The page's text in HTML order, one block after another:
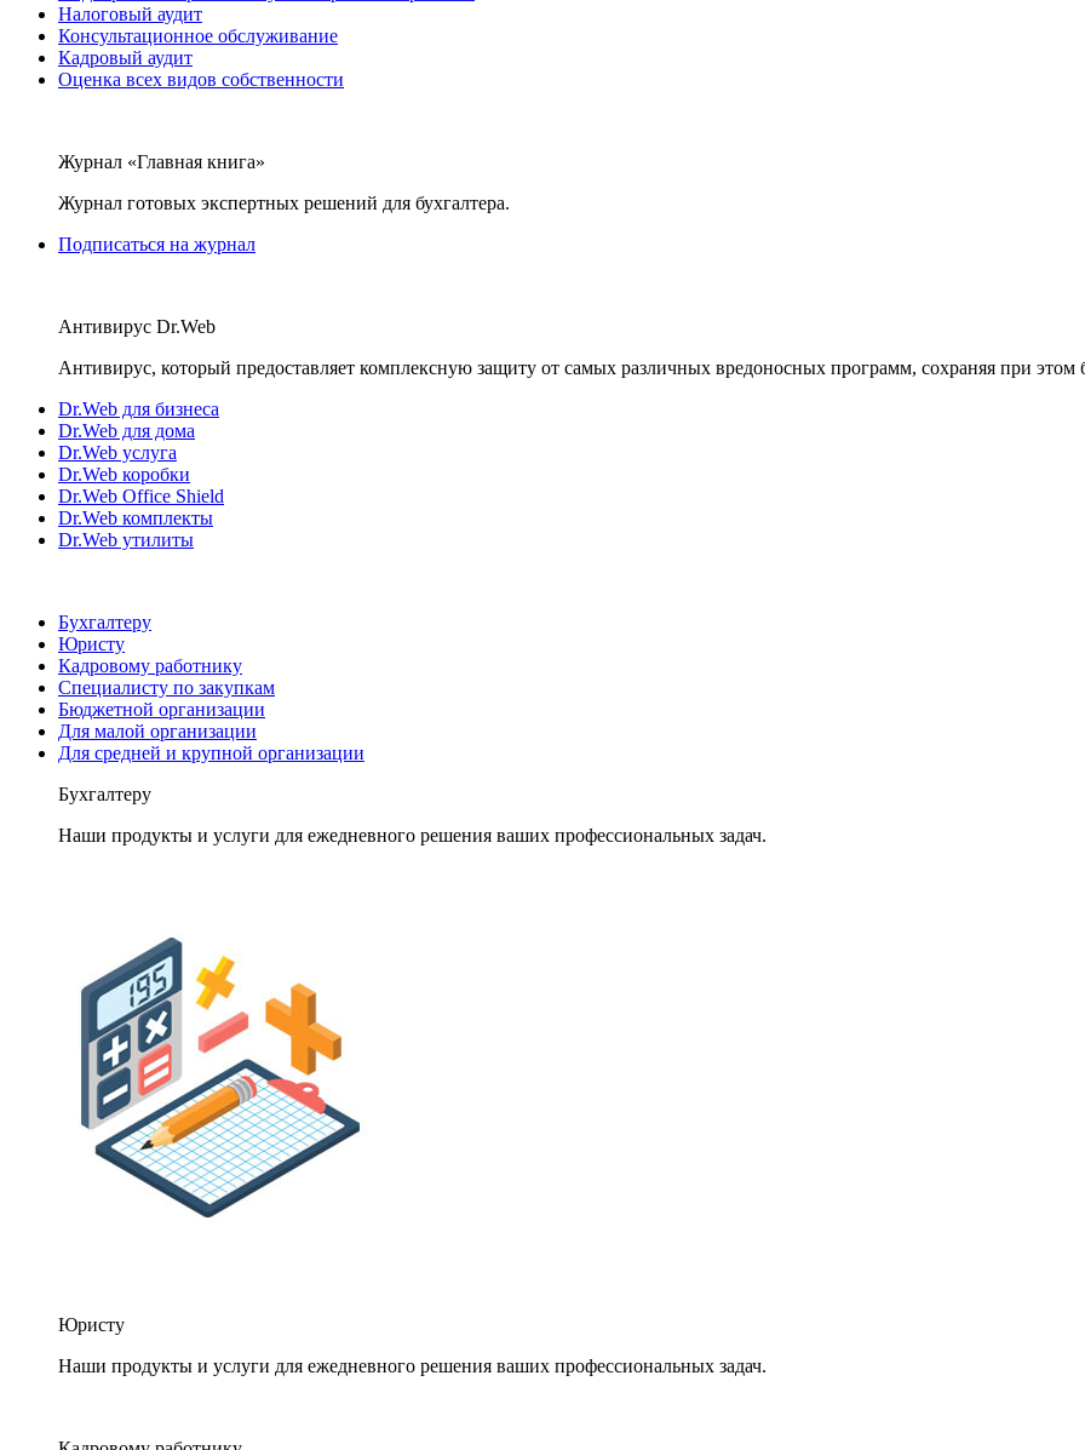
Налоговый аудит
Консультационное обслуживание
Кадровый аудит
Оценка всех видов собственности
Журнал «Главная книга»
Журнал готовых экспертных решений для бухгалтера.
Подписаться на журнал
Антивирус Dr.Web
Антивирус, который предоставляет комплексную защиту от самых различных вредоносных программ, сохраняя при этом
Dr.Web для бизнеса
Dr.Web для дома
Dr.Web услуга
Dr.Web коробки
Dr.Web Office Shield
Dr.Web комплекты
Dr.Web утилиты
Бухгалтеру
Юристу
Кадровому работнику
Специалисту по закупкам
Бюджетной организации
Для малой организации
Для средней и крупной организации
Бухгалтеру
Наши продукты и услуги для ежедневного решения ваших профессиональных задач.
Юристу
Наши продукты и услуги для ежедневного решения ваших профессиональных задач.